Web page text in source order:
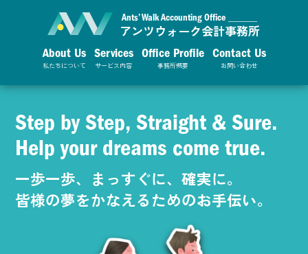
Ants’ Walk Accounting Office ______
アンツウォーク会計事務所
About Us
私たちについて
Services
サービス内容
Office Profile
事務所概要
Contact Us
お問い合わせ